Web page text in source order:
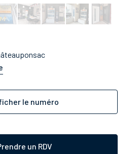
le numéro
un RDV